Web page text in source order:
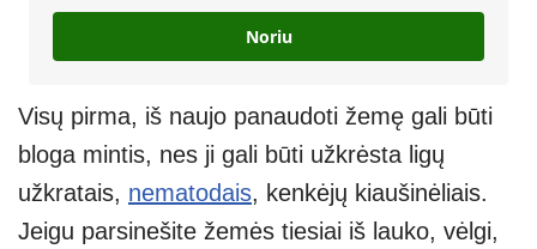
Noriu
Visų pirma, iš naujo panaudoti žemę gali būti
bloga mintis, nes ji gali būti užkrėsta ligų
užkratais, nematodais, kenkėjų kiaušinėliais.
Jeigu parsinešite žemės tiesiai iš lauko, vėlgi,